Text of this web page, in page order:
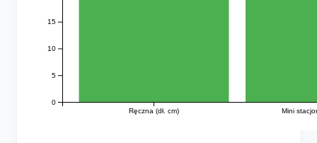
Ręczna (dł. cm) Mini
0
5
10
15